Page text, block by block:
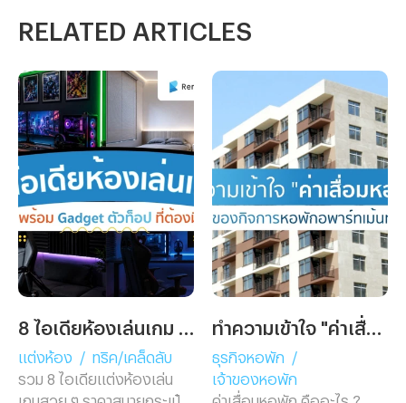
RELATED ARTICLES
แต่งห้อง /
ทริค/เคล็ดลับ
รวม 8 ไอเดียแต่งห้องเล่น
เกมสวย ๆ ราคาสบายกระเป๋า
ธุรกิจหอพัก
/
เจ้าของหอพัก
ค่าเสื่อมหอพัก คืออะไร ?